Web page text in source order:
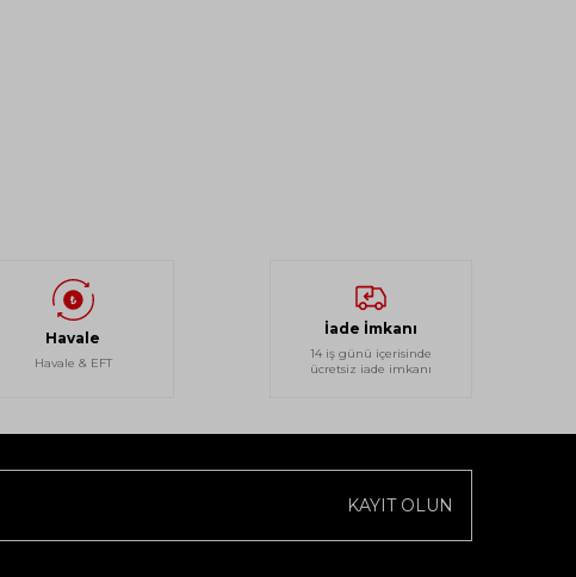
Havale
Havale & EFT
İade İmkanı
14 iş günü içerisinde
ücretsiz iade imkanı
KAYIT OLUN